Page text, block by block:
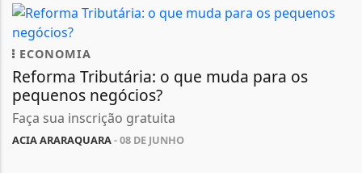
ECONOMIA
Reforma Tributária: o que muda para os
pequenos negócios?
Faça sua inscrição gratuita
ACIA ARARAQUARA- 08 DE JUNHO